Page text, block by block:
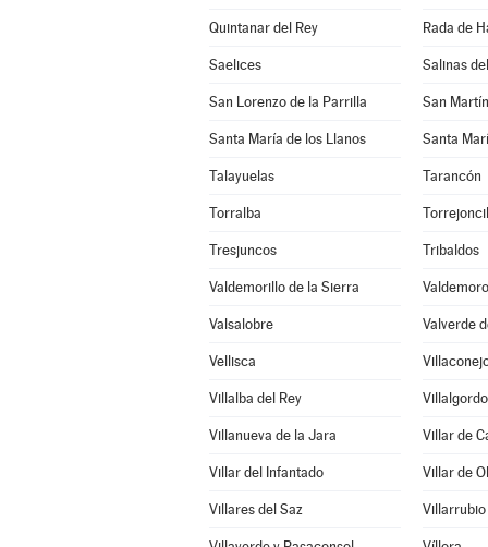
Quintanar del Rey Rada de
Saelices Salinas
San Lorenzo de la Parrilla San
Santa María de los Llanos Santa
Talayuelas Tarancón
Torralba
Tresjuncos Tribaldos
Valdemorillo de la Sierra
Valsalobre Valverde
Vellisca
Villalba del Rey
Villanueva de la Jara Villar de
Villar del Infantado Villar de
Villares del Saz Villarrubio